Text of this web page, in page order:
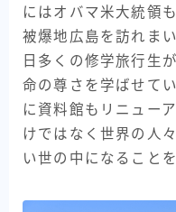
にはオバマ米大統領
被爆地広島を訪れま
日多くの修学旅行生
命の尊さを学ばせて
に資料館もリニュー
けではなく世界の人
い世の中になること